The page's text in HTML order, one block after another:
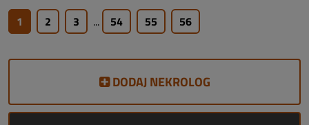
1 2 3 ... 54 55 56
DODAJ NEKROLOG